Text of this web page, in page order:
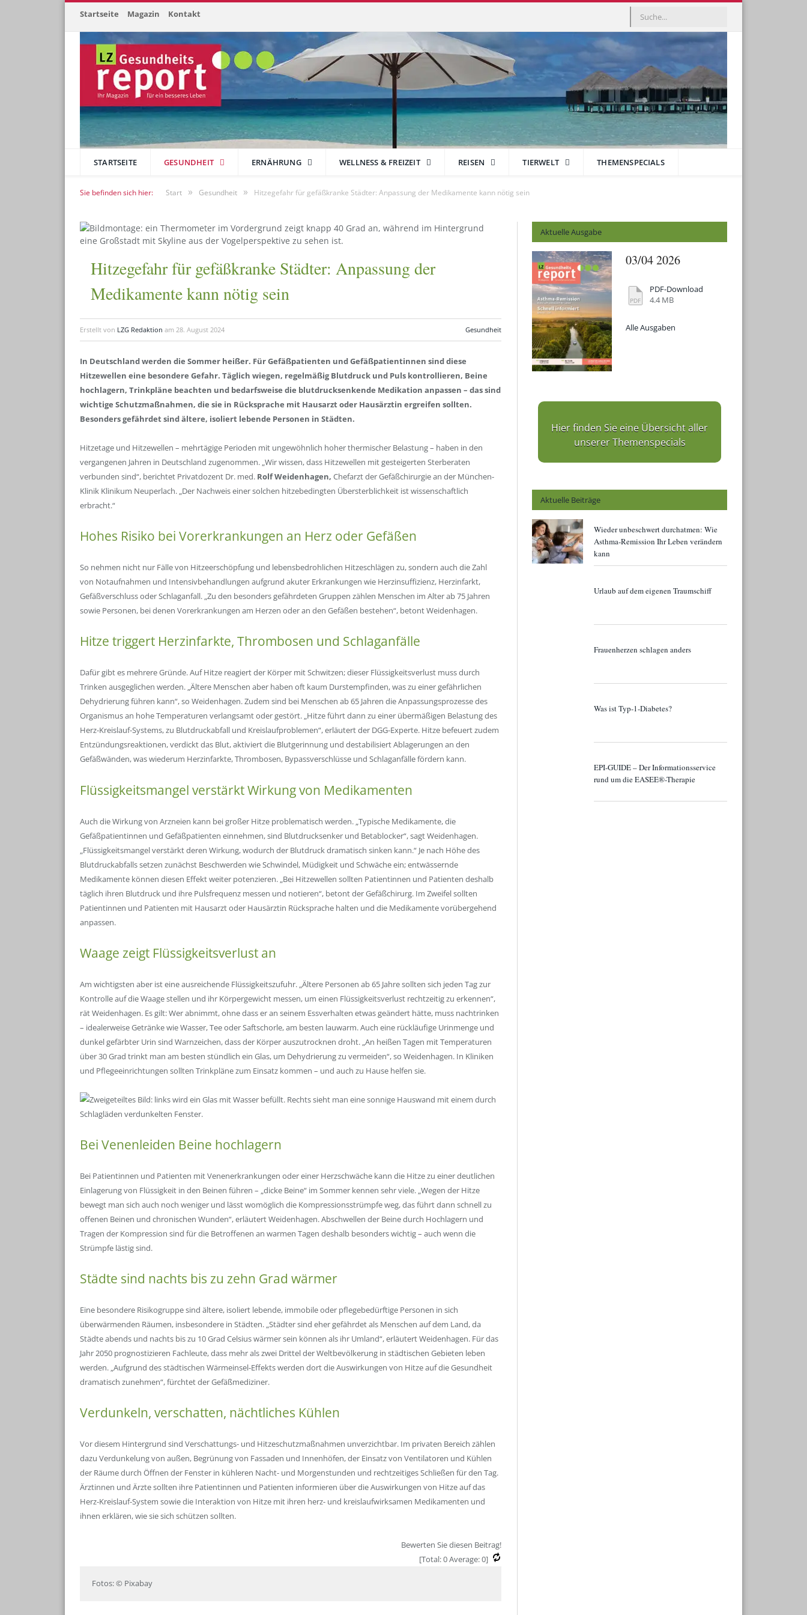
Startseite Magazin Kontakt
STARTSEITE GESUNDHEIT ERNÄHRUNG WELLNESS & FREIZEIT REISEN TIERWELT THEMENSPECIALS
Sie befinden sich hier: Start » Gesundheit » Hitzegefahr für gefäßkranke Städter: Anpassung der Medikamente kann nötig sein
Hitzegefahr für gefäßkranke Städter: Anpassung der
Medikamente kann nötig sein
Erstellt von LZG Redaktion am 28. August 2024 Gesundheit
In Deutschland werden die Sommer heißer. Für Gefäßpatienten und Gefäßpatientinnen sind diese
Hitzewellen eine besondere Gefahr. Täglich wiegen, regelmäßig Blutdruck und Puls kontrollieren, Beine
hochlagern, Trinkpläne beachten und bedarfsweise die blutdrucksenkende Medikation anpassen – das sind
wichtige Schutzmaßnahmen, die sie in Rücksprache mit Hausarzt oder Hausärztin ergreifen sollten.
Besonders gefährdet sind ältere, isoliert lebende Personen in Städten.
Hitzetage und Hitzewellen – mehrtägige Perioden mit ungewöhnlich hoher thermischer Belastung – haben in den
vergangenen Jahren in Deutschland zugenommen. „Wir wissen, dass Hitzewellen mit gesteigerten Sterberaten
verbunden sind“, berichtet Privatdozent Dr. med. Rolf Weidenhagen, Chefarzt der Gefäßchirurgie an der München-
Klinik Klinikum Neuperlach. „Der Nachweis einer solchen hitzebedingten Übersterblichkeit ist wissenschaftlich
erbracht.“
Hohes Risiko bei Vorerkrankungen an Herz oder Gefäßen
So nehmen nicht nur Fälle von Hitzeerschöpfung und lebensbedrohlichen Hitzeschlägen zu, sondern auch die Zahl
von Notaufnahmen und Intensivbehandlungen aufgrund akuter Erkrankungen wie Herzinsuffizienz, Herzinfarkt,
Gefäßverschluss oder Schlaganfall. „Zu den besonders gefährdeten Gruppen zählen Menschen im Alter ab 75 Jahren
sowie Personen, bei denen Vorerkrankungen am Herzen oder an den Gefäßen bestehen“, betont Weidenhagen.
Hitze triggert Herzinfarkte, Thrombosen und Schlaganfälle
Dafür gibt es mehrere Gründe. Auf Hitze reagiert der Körper mit Schwitzen; dieser Flüssigkeitsverlust muss durch
Trinken ausgeglichen werden. „Ältere Menschen aber haben oft kaum Durstempfinden, was zu einer gefährlichen
Dehydrierung führen kann“, so Weidenhagen. Zudem sind bei Menschen ab 65 Jahren die Anpassungsprozesse des
Organismus an hohe Temperaturen verlangsamt oder gestört. „Hitze führt dann zu einer übermäßigen Belastung des
Herz-Kreislauf-Systems, zu Blutdruckabfall und Kreislaufproblemen“, erläutert der DGG-Experte. Hitze befeuert zudem
Entzündungsreaktionen, verdickt das Blut, aktiviert die Blutgerinnung und destabilisiert Ablagerungen an den
Gefäßwänden, was wiederum Herzinfarkte, Thrombosen, Bypassverschlüsse und Schlaganfälle fördern kann.
Flüssigkeitsmangel verstärkt Wirkung von Medikamenten
Auch die Wirkung von Arzneien kann bei großer Hitze problematisch werden. „Typische Medikamente, die
Gefäßpatientinnen und Gefäßpatienten einnehmen, sind Blutdrucksenker und Betablocker“, sagt Weidenhagen.
„Flüssigkeitsmangel verstärkt deren Wirkung, wodurch der Blutdruck dramatisch sinken kann.“ Je nach Höhe des
Blutdruckabfalls setzen zunächst Beschwerden wie Schwindel, Müdigkeit und Schwäche ein; entwässernde
Medikamente können diesen Effekt weiter potenzieren. „Bei Hitzewellen sollten Patientinnen und Patienten deshalb
täglich ihren Blutdruck und ihre Pulsfrequenz messen und notieren“, betont der Gefäßchirurg. Im Zweifel sollten
Patientinnen und Patienten mit Hausarzt oder Hausärztin Rücksprache halten und die Medikamente vorübergehend
anpassen.
Waage zeigt Flüssigkeitsverlust an
Am wichtigsten aber ist eine ausreichende Flüssigkeitszufuhr. „Ältere Personen ab 65 Jahre sollten sich jeden Tag zur
Kontrolle auf die Waage stellen und ihr Körpergewicht messen, um einen Flüssigkeitsverlust rechtzeitig zu erkennen“,
rät Weidenhagen. Es gilt: Wer abnimmt, ohne dass er an seinem Essverhalten etwas geändert hätte, muss nachtrinken
– idealerweise Getränke wie Wasser, Tee oder Saftschorle, am besten lauwarm. Auch eine rückläufige Urinmenge und
dunkel gefärbter Urin sind Warnzeichen, dass der Körper auszutrocknen droht. „An heißen Tagen mit Temperaturen
über 30 Grad trinkt man am besten stündlich ein Glas, um Dehydrierung zu vermeiden“, so Weidenhagen. In Kliniken
und Pflegeeinrichtungen sollten Trinkpläne zum Einsatz kommen – und auch zu Hause helfen sie.
Bei Venenleiden Beine hochlagern
Bei Patientinnen und Patienten mit Venenerkrankungen oder einer Herzschwäche kann die Hitze zu einer deutlichen
Einlagerung von Flüssigkeit in den Beinen führen – „dicke Beine“ im Sommer kennen sehr viele. „Wegen der Hitze
bewegt man sich auch noch weniger und lässt womöglich die Kompressionsstrümpfe weg, das führt dann schnell zu
offenen Beinen und chronischen Wunden“, erläutert Weidenhagen. Abschwellen der Beine durch Hochlagern und
Tragen der Kompression sind für die Betroffenen an warmen Tagen deshalb besonders wichtig – auch wenn die
Strümpfe lästig sind.
Städte sind nachts bis zu zehn Grad wärmer
Eine besondere Risikogruppe sind ältere, isoliert lebende, immobile oder pflegebedürftige Personen in sich
überwärmenden Räumen, insbesondere in Städten. „Städter sind eher gefährdet als Menschen auf dem Land, da
Städte abends und nachts bis zu 10 Grad Celsius wärmer sein können als ihr Umland“, erläutert Weidenhagen. Für das
Jahr 2050 prognostizieren Fachleute, dass mehr als zwei Drittel der Weltbevölkerung in städtischen Gebieten leben
werden. „Aufgrund des städtischen Wärmeinsel-Effekts werden dort die Auswirkungen von Hitze auf die Gesundheit
dramatisch zunehmen“, fürchtet der Gefäßmediziner.
Verdunkeln, verschatten, nächtliches Kühlen
Vor diesem Hintergrund sind Verschattungs- und Hitzeschutzmaßnahmen unverzichtbar. Im privaten Bereich zählen
dazu Verdunkelung von außen, Begrünung von Fassaden und Innenhöfen, der Einsatz von Ventilatoren und Kühlen
der Räume durch Öffnen der Fenster in kühleren Nacht- und Morgenstunden und rechtzeitiges Schließen für den Tag.
Ärztinnen und Ärzte sollten ihre Patientinnen und Patienten informieren über die Auswirkungen von Hitze auf das
Herz-Kreislauf-System sowie die Interaktion von Hitze mit ihren herz- und kreislaufwirksamen Medikamenten und
ihnen erklären, wie sie sich schützen sollten.
Bewerten Sie diesen Beitrag!
[Total:0Average:0]
Fotos: © Pixabay
Aktuelle Ausgabe
03/04 2026
PDF-Download
4.4 MB
Alle Ausgaben
Hier finden Sie eine Übersicht aller
unserer Themenspecials
Aktuelle Beiträge
Wieder unbeschwert durchatmen: Wie
Asthma-Remission Ihr Leben verändern
kann
Urlaub auf dem eigenen Traumschiff
Frauenherzen schlagen anders
Was ist Typ-1-Diabetes?
EPI-GUIDE – Der Informationsservice
rund um die EASEE®-Therapie